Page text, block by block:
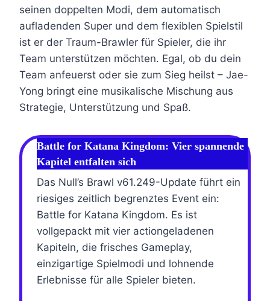
seinen doppelten Modi, dem automatisch
aufladenden Super und dem flexiblen Spielstil
ist er der Traum-Brawler für Spieler, die ihr
Team unterstützen möchten. Egal, ob du dein
Team anfeuerst oder sie zum Sieg heilst – Jae-
Yong bringt eine musikalische Mischung aus
Strategie, Unterstützung und Spaß.
Battle for Katana Kingdom: Vier spannende
Kapitel entfalten sich
Das Null’s Brawl v61.249-Update führt ein
riesiges zeitlich begrenztes Event ein:
Battle for Katana Kingdom. Es ist
vollgepackt mit vier actiongeladenen
Kapiteln, die frisches Gameplay,
einzigartige Spielmodi und lohnende
Erlebnisse für alle Spieler bieten.